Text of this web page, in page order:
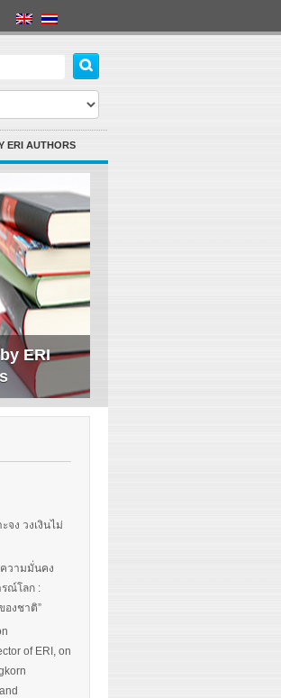
ERI AUTHORS
ERI
จง วงเงินไม่
วามมั่นคง
ณ์โลก :
องชาติ”
of ERI, on